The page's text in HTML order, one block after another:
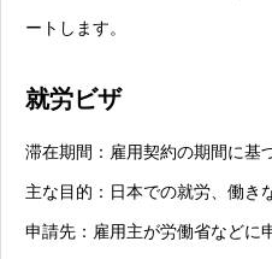
ートします。
就労ビザ
滞在期間：雇用契約の期間に基
主な目的：日本での就労、働き
申請先：雇用主が労働省などに